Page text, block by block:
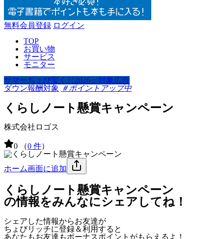
無料会員登録 ログイン
TOP
お買い物
サービス
モニター
サマーちょび宝くじ2026：対象広告
ダウン報酬対象 ＃ポイントアップ中
くらしノート懸賞キャンペーン
株式会社ロゴス
0 （0 件）
ホーム画面に追加
くらしノート懸賞キャンペーン
の情報をみんなにシェアしてね！
シェアした情報からお友達が
ちょびリッチに登録＆利用すると
あなたもお友達もボーナスポイント がもらえるよ！